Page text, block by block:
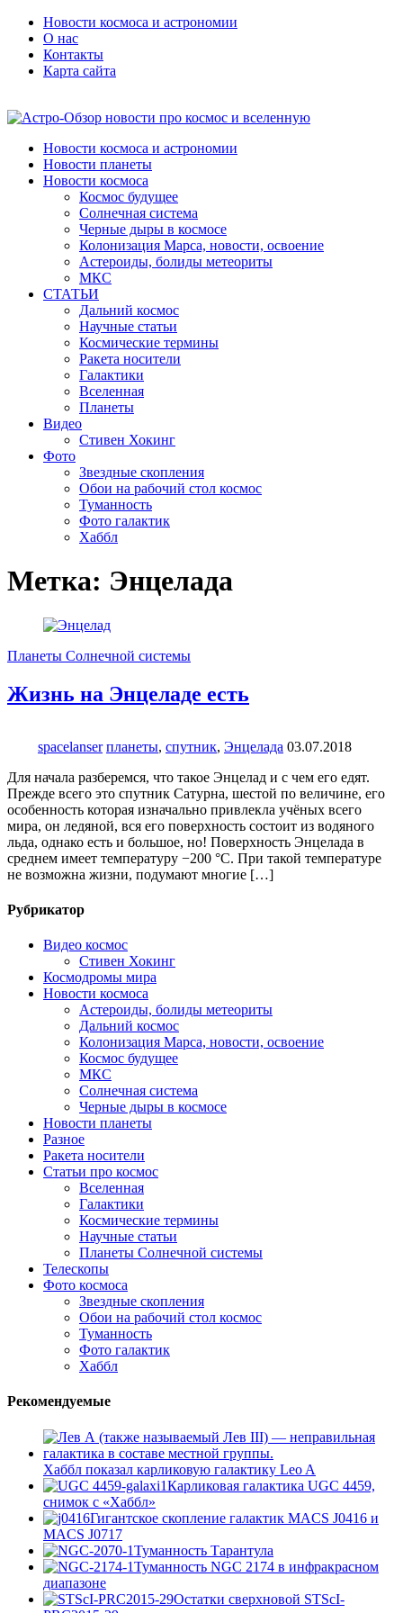
Новости космоса и астрономии
О нас
Контакты
Карта сайта
Новости космоса и астрономии
Новости планеты
Новости космоса
Космос будущее
Солнечная система
Черные дыры в космосе
Колонизация Марса, новости, освоение
Астероиды, болиды метеориты
МКС
СТАТЬИ
Дальний космос
Научные статьи
Космические термины
Ракета носители
Галактики
Вселенная
Планеты
Видео
Стивен Хокинг
Фото
Звездные скопления
Обои на рабочий стол космос
Туманность
Фото галактик
Хаббл
Метка: Энцелада
Планеты Солнечной системы
Жизнь на Энцеладе есть
spacelanser планеты, спутник, Энцелада 03.07.2018
Для начала разберемся, что такое Энцелад и с чем его едят.
Прежде всего это спутник Сатурна, шестой по величине, его
особенность которая изначально привлекла учёных всего
мира, он ледяной, вся его поверхность состоит из водяного
льда, однако есть и большое, но! Поверхность Энцелада в
среднем имеет температуру −200 °C. При такой температуре
не возможна жизни, подумают многие […]
Рубрикатор
Видео космос
Стивен Хокинг
Космодромы мира
Новости космоса
Астероиды, болиды метеориты
Дальний космос
Колонизация Марса, новости, освоение
Космос будущее
МКС
Солнечная система
Черные дыры в космосе
Новости планеты
Разное
Ракета носители
Статьи про космос
Вселенная
Галактики
Космические термины
Научные статьи
Планеты Солнечной системы
Телескопы
Фото космоса
Звездные скопления
Обои на рабочий стол космос
Туманность
Фото галактик
Хаббл
Рекомендуемые
Хаббл показал карликовую галактику Leo A
Карликовая галактика UGC 4459,
снимок с «Хаббл»
Гигантское скопление галактик MACS J0416 и
MACS J0717
Туманность Тарантула
Туманность NGC 2174 в инфракрасном
диапазоне
Остатки сверхновой STScI-